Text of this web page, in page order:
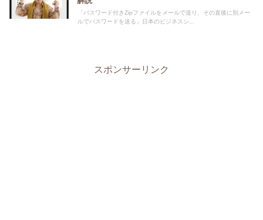
「パスワード付きZipファイルをメールで送り、その直後に別メー
ルでパスワードを送る」日本のビジネスシ...
スポンサーリンク